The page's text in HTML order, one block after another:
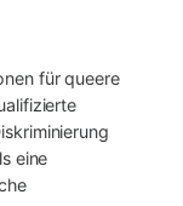
für queere
eine